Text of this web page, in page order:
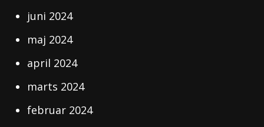
juni 2024
maj 2024
april 2024
marts 2024
februar 2024